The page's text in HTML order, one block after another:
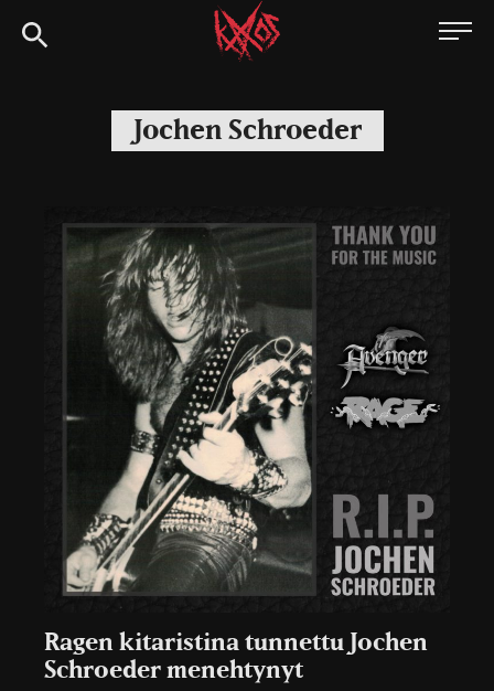
Siirry
suoraan
Kaaoszine
Jochen Schroeder
Ragen kitaristina tunnettu Jochen
Schroeder menehtynyt